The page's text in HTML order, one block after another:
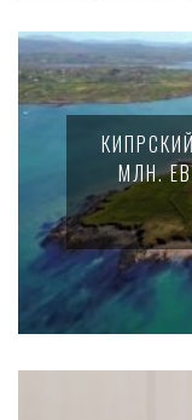
МЛН.